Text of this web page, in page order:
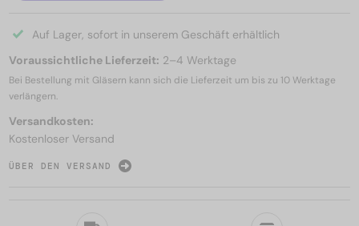
Auf Lager, sofort in unserem Geschäft erhältlich
Voraussichtliche Lieferzeit: 2–4 Werktage
Bei Bestellung mit Gläsern kann sich die Lieferzeit um bis zu 10 Werktage
verlängern.
Versandkosten:
Kostenloser Versand
ÜBER DEN VERSAND